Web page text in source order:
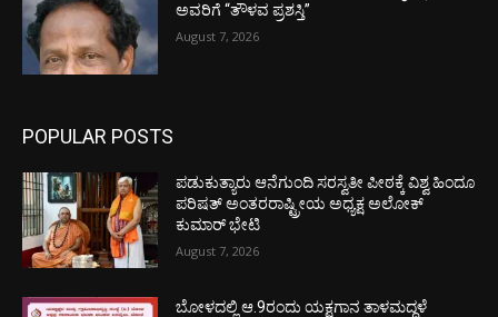
ಅವರಿಗೆ “ತೌಳವ ಪ್ರಶಸ್ತಿ”
August 7, 2026
POPULAR POSTS
ಪಡುಕುತ್ಯಾರು ಆನೆಗುಂದಿ ಸರಸ್ವತೀ ಪೀಠಕ್ಕೆ ವಿಶ್ವ ಹಿಂದೂ
ಪರಿಷತ್ ಅಂತರರಾಷ್ಟ್ರೀಯ ಅಧ್ಯಕ್ಷ ಅಲೋಕ್
ಕುಮಾರ್ ಭೇಟಿ
August 7, 2026
ಬೋಳದಲ್ಲಿ ಆ.9ರಂದು ಯಕ್ಷಗಾನ ತಾಳಮದ್ದಳೆ